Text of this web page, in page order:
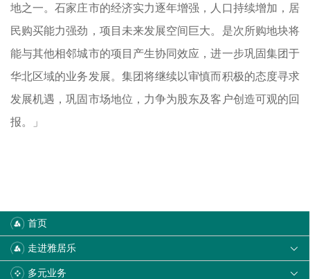
地之一。石家庄市的经济实力逐年增强，人口持续增加，居
民购买能力强劲，项目未来发展空间巨大。是次所购地块将
能与其他相邻城市的项目产生协同效应，进一步巩固集团于
华北区域的业务发展。集团将继续以审慎而积极的态度寻求
发展机遇，巩固市场地位，力争为股东及客户创造可观的回
报。」
首页
走进雅居乐 
多元业务 